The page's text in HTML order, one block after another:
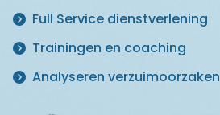
Full Service dienstverlening
Trainingen en coaching
Analyseren verzuimoorzaken